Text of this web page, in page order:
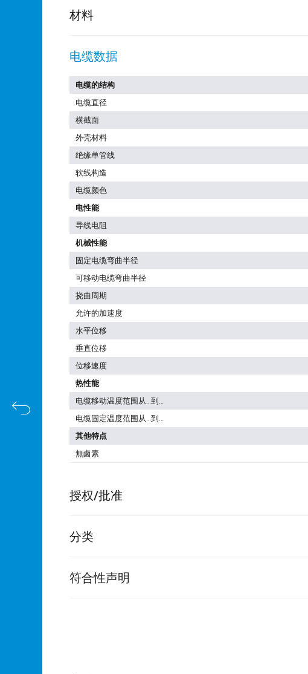
材料
电缆数据
电缆的结构
电缆直径
横截面
外壳材料
绝缘单管线
软线构造
电缆颜色
电性能
导线电阻
机械性能
固定电缆弯曲半径
可移动电缆弯曲半径
挠曲周期
允许的加速度
水平位移
垂直位移
位移速度
热性能
电缆移动温度范围从…到…
电缆固定温度范围从…到…
其他特点
無鹵素
授权/批准
分类
符合性声明